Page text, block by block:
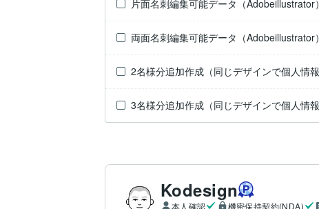
片面名刺編集可能データ（Adobeillustrator）
両面名刺編集可能データ（Adobeillustrator）
2名様分追加作成（同じデザインで個人情報
3名様分追加作成（同じデザインで個人情報
Kodesign
本人確認 機密保持契約(NDA)